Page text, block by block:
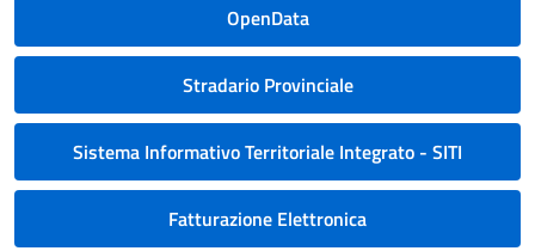
OpenData
Stradario Provinciale
Sistema Informativo Territoriale Integrato - SITI
Fatturazione Elettronica